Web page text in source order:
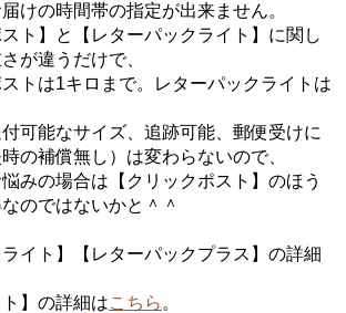
けの時間帯の指定が出来ません。
ト】と【レターパックライト】に関し
が違うだけで、
は1キロまで。レターパックライトは
能なサイズ、追跡可能、郵便受けに
の補償無し）は変わらないので、
の場合は【クリックポスト】のほう
のではないかと＾＾
ライト】【レターパックプラス】の詳細
】の詳細はこちら 。